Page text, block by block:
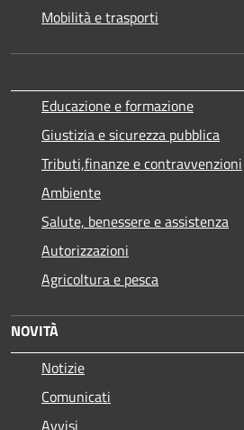
Mobilità e trasporti
Educazione e formazione
Giustizia e sicurezza pubblica
Tributi,finanze e contravvenzioni
Ambiente
Salute, benessere e assistenza
Autorizzazioni
Agricoltura e pesca
NOVITÀ
Notizie
Comunicati
Avvisi